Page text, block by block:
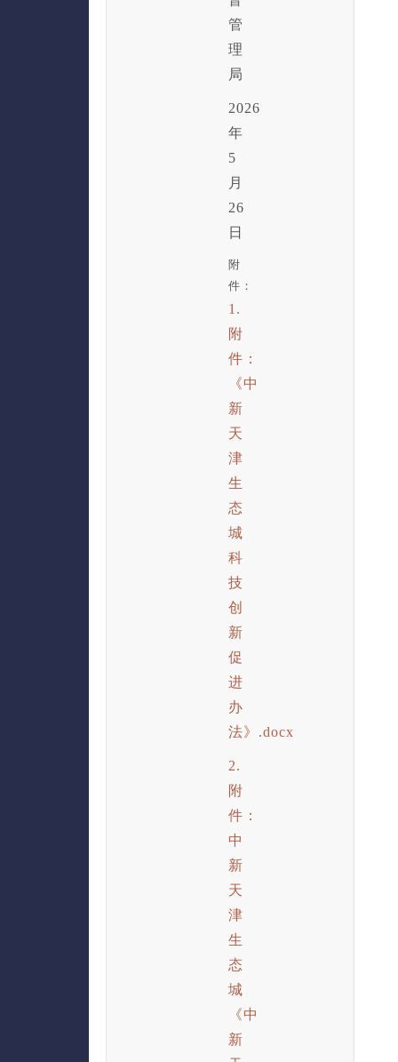
管
理
局
2026
年
5
月
26
日
附
件：
1.
附
件：
《中
新
天
津
生
态
城
科
技
创
新
促
进
办
法》.docx
2.
附
件：
中
新
天
津
生
态
城
《中
新